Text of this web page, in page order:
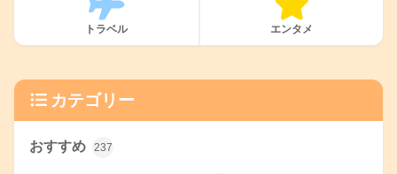
トラベル エンタメ
カテゴリー
おすすめ 237